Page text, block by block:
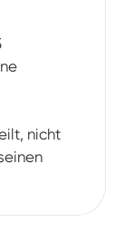
nicht